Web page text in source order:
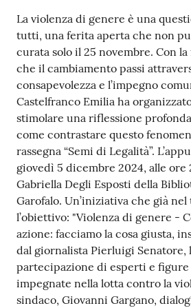
Contenuto
La violenza di genere è una
tutti, una ferita aperta che non
curata solo il 25 novembre. Con
che il cambiamento passi
consapevolezza e l’impegno
Castelfranco Emilia ha
stimolare una riflessione
come contrastare questo
rassegna “Semi di Legalità”.
giovedì 5 dicembre 2024, alle ore
Gabriella Degli Esposti della
Garofalo. Un’iniziativa che già
l’obiettivo: "Violenza di genere -
azione: facciamo la cosa giusta,
dal giornalista Pierluigi Senatore,
partecipazione di esperti e
impegnate nella lotta contro la
sindaco, Giovanni Gargano,